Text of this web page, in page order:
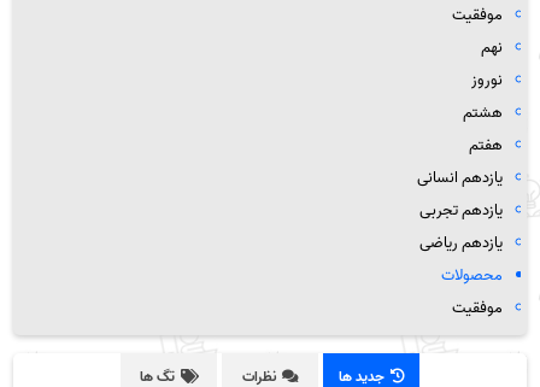
موفقیت
نهم
نوروز
هشتم
هفتم
یازدهم انسانی
یازدهم تجربی
یازدهم ریاضی
محصولات
موفقیت
جدید ها نظرات تگ ها